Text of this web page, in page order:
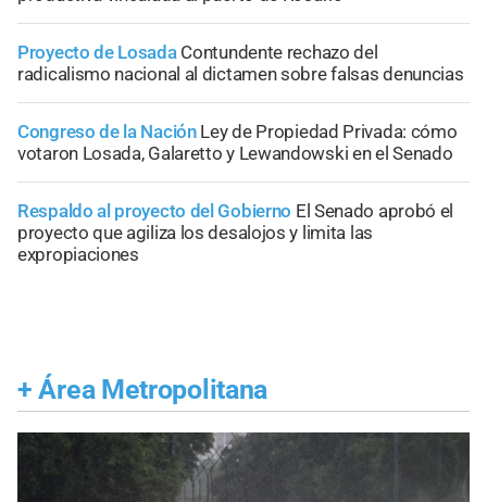
Proyecto de Losada Contundente rechazo del
radicalismo nacional al dictamen sobre falsas denuncias
Congreso de la Nación Ley de Propiedad Privada: cómo
votaron Losada, Galaretto y Lewandowski en el Senado
Respaldo al proyecto del Gobierno El Senado aprobó el
proyecto que agiliza los desalojos y limita las
expropiaciones
+ Área Metropolitana